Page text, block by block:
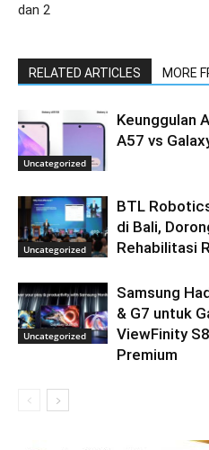
dan 2
RELATED ARTICLES MORE
Uncategorized
Keunggulan
A57 vs
Uncategorized
BTL
di Bali,
Rehabilitasi
Uncategorized
Samsung
& G7 untuk
ViewFinity
Premium